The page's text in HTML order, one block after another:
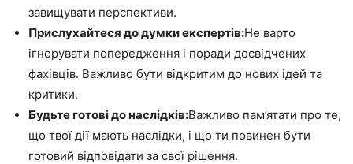
завищувати перспективи.
Прислухайтеся до думки експертів:Не варто
ігнорувати попередження і поради досвідчених
фахівців. Важливо бути відкритим до нових ідей та
критики.
Будьте готові до наслідків:Важливо пам’ятати про те,
що твої дії мають наслідки, і що ти повинен бути
готовий відповідати за свої рішення.